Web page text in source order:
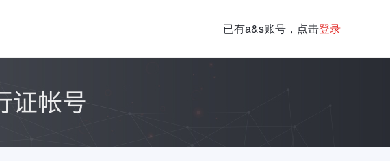
已有a&s账号，点击登录